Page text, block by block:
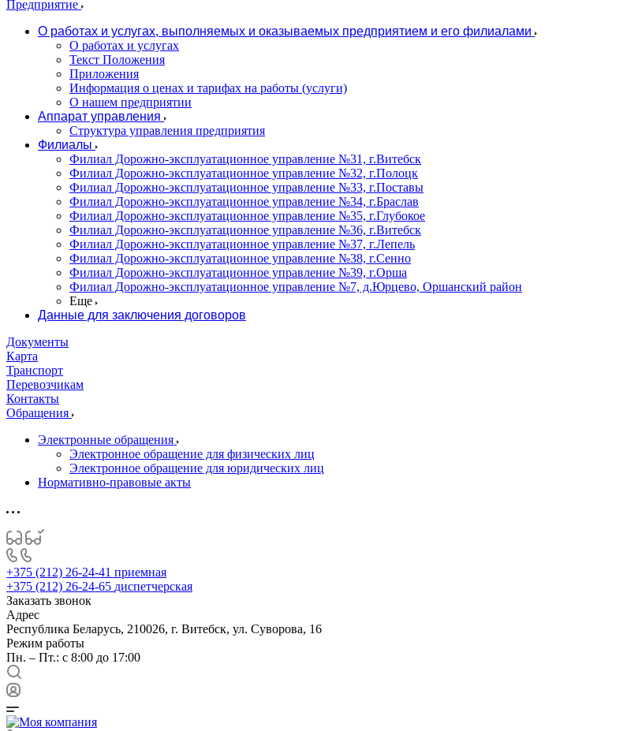
Предприятие
О работах и услугах, выполняемых и оказываемых предприятием и его филиалами
О работах и услугах
Текст Положения
Приложения
Информация о ценах и тарифах на работы (услуги)
О нашем предприятии
Аппарат управления
Структура управления предприятия
Филиалы
Филиал Дорожно-эксплуатационное управление №31, г.Витебск
Филиал Дорожно-эксплуатационное управление №32, г.Полоцк
Филиал Дорожно-эксплуатационное управление №33, г.Поставы
Филиал Дорожно-эксплуатационное управление №34, г.Браслав
Филиал Дорожно-эксплуатационное управление №35, г.Глубокое
Филиал Дорожно-эксплуатационное управление №36, г.Витебск
Филиал Дорожно-эксплуатационное управление №37, г.Лепель
Филиал Дорожно-эксплуатационное управление №38, г.Сенно
Филиал Дорожно-эксплуатационное управление №39, г.Орша
Филиал Дорожно-эксплуатационное управление №7, д.Юрцево, Оршанский район
Еще
Данные для заключения договоров
Документы
Карта
Транспорт
Перевозчикам
Контакты
Обращения
Электронные обращения
Электронное обращение для физических лиц
Электронное обращение для юридических лиц
Нормативно-правовые акты
+375 (212) 26-24-41 приемная
+375 (212) 26-24-65 диспетчерская
Заказать звонок
Адрес
Республика Беларусь, 210026, г. Витебск, ул. Суворова, 16
Режим работы
Пн. – Пт.: с 8:00 до 17:00